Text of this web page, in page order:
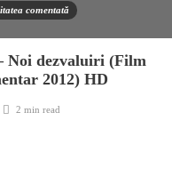
comentată
Noi dezvaluiri (Film
2012) HD
2 min read